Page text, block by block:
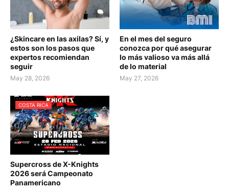
¿Skincare en las axilas? Sí, y
estos son los pasos que
expertos recomiendan
seguir
May 28, 2026
En el mes del seguro
conozca por qué asegurar
lo más valioso va más allá
de lo material
May 27, 2026
COSTA RICA
Supercross de X-Knights
2026 será Campeonato
Panamericano